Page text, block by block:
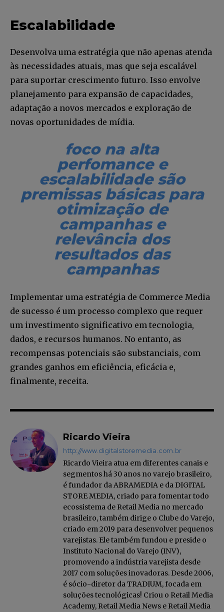
Li e aceito aPolítica de Privacidade
12,345 5,678 12,345
Escalabilidade
Desenvolva uma estratégia que não apenas atenda
às necessidades atuais, mas que seja escalável
para suportar crescimento futuro. Isso envolve
planejamento para expansão de capacidades,
adaptação a novos mercados e exploração de
novas oportunidades de mídia.
foco na alta
perfomance e
escalabilidade são
premissas básicas para
otimização de
campanhas e
relevância dos
resultados das
campanhas
Implementar uma estratégia de Commerce Media
de sucesso é um processo complexo que requer
um investimento significativo em tecnologia,
dados, e recursos humanos. No entanto, as
recompensas potenciais são substanciais, com
grandes ganhos em eficiência, eficácia e,
finalmente, receita.
Ricardo Vieira
http://www.digitalstoremedia.com.br
Ricardo Vieira atua em diferentes canais e
segmentos há 30 anos no varejo brasileiro,
é fundador da ABRAMEDIA e da DIGITAL
STORE MEDIA, criado para fomentar todo
ecossistema de Retail Media no mercado
brasileiro, também dirige o Clube do Varejo,
criado em 2019 para desenvolver pequenos
varejistas. Ele também fundou e preside o
Instituto Nacional do Varejo (INV),
promovendo a indústria varejista desde
2017 com soluções inovadoras. Desde 2006,
é sócio-diretor da TRADIUM, focada em
soluções tecnológicas! Criou o Retail Media
Academy, Retail Media News e Retail Media